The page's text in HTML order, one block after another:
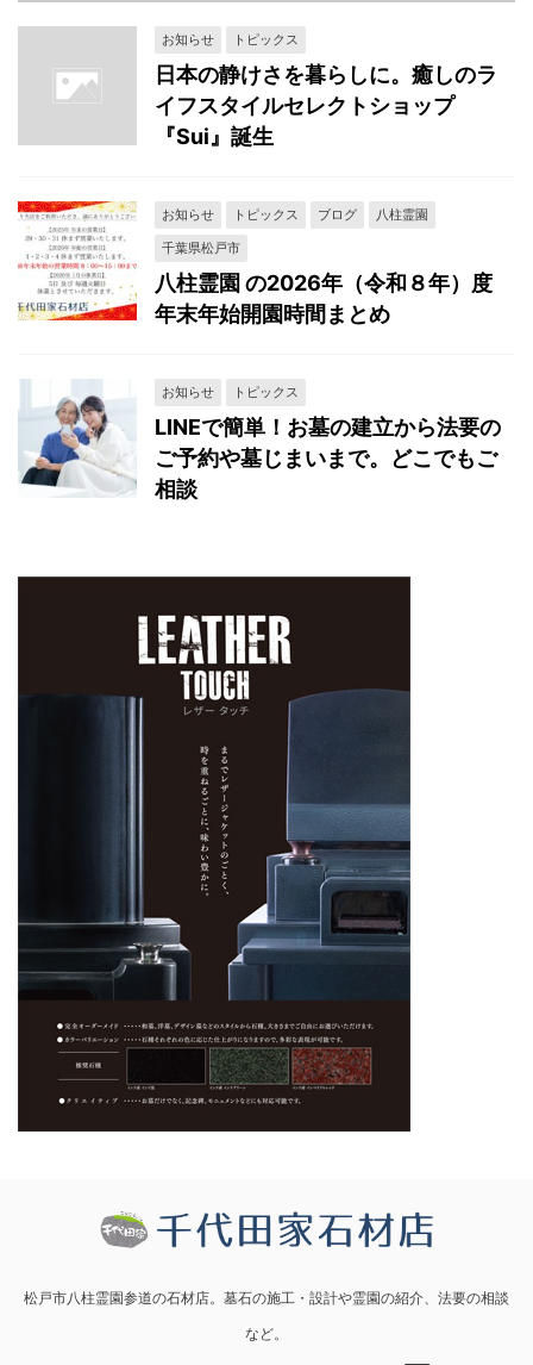
お知らせ トピックス
日本の静けさを暮らしに。癒しのラ
イフスタイルセレクトショップ
『Sui』誕生
お知らせ トピックス ブログ
八柱霊園
千葉県松戸市
八柱霊園 の2026年（令和８年）度
年末年始開園時間まとめ
お知らせ トピックス
LINEで簡単！お墓の建立から法要の
ご予約や墓じまいまで。どこでもご
相談
松戸市八柱霊園参道の石材店。墓石の施工・設計や霊園の紹介、法要の相談
など。